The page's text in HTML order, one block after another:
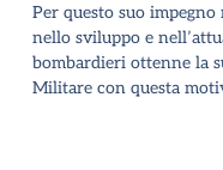
Per questo suo
nello sviluppo e
bombardieri ottenne la
Militare con questa